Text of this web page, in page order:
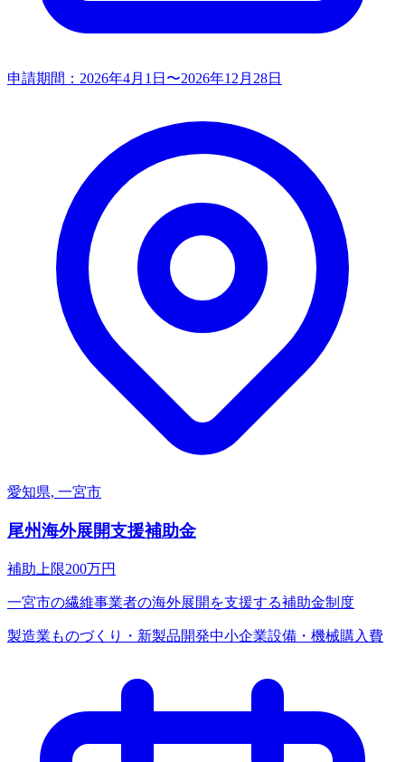
申請期間： 2026年4月1日〜2026年12月28日
愛知県, 一宮市
尾州海外展開支援補助金
補助上限200万円
一宮市の繊維事業者の海外展開を支援する補助金制度
製造業 ものづくり・新製品開発中小企業設備・機械購入費